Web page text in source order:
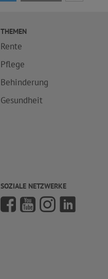
THEMEN
Rente
Pflege
Behinderung
Gesundheit
SOZIALE NETZWERKE